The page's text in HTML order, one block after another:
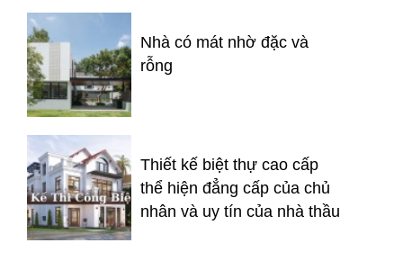
Nhà có mát nhờ đặc và
rỗng
Thiết kế biệt thự cao cấp
thể hiện đẳng cấp của chủ
nhân và uy tín của nhà thầu